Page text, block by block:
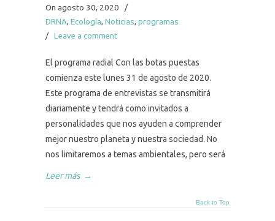
On agosto 30, 2020
/
DRNA, Ecología, Noticias, programas
/ Leave a comment
El programa radial Con las botas puestas
comienza este lunes 31 de agosto de 2020.
Este programa de entrevistas se transmitirá
diariamente y tendrá como invitados a
personalidades que nos ayuden a comprender
mejor nuestro planeta y nuestra sociedad. No
nos limitaremos a temas ambientales, pero será
Leer más →
Back to Top